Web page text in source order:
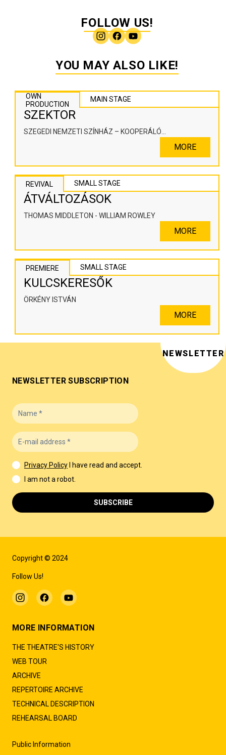
FOLLOW US!
YOU MAY ALSO LIKE!
OWN
PRODUCTION
MAIN STAGE
SZEKTOR
SZEGEDI NEMZETI SZÍNHÁZ – KOOPERÁLÓ
MORE
REVIVAL SMALL STAGE
ÁTVÁLTOZÁSOK
THOMAS MIDDLETON - WILLIAM ROWLEY
MORE
PREMIERE SMALL STAGE
KULCSKERESŐK
ÖRKÉNY ISTVÁN
MORE
Copyright © 2024
Follow Us!
MORE INFORMATION
THE THEATRE'S HISTORY
WEB TOUR
ARCHIVE
REPERTOIRE ARCHIVE
TECHNICAL DESCRIPTION
REHEARSAL BOARD
Public Information
NEWSLETTER
NEWSLETTER SUBSCRIPTION
Privacy Policy
I have read and accept.
I am not a robot.
SUBSCRIBE